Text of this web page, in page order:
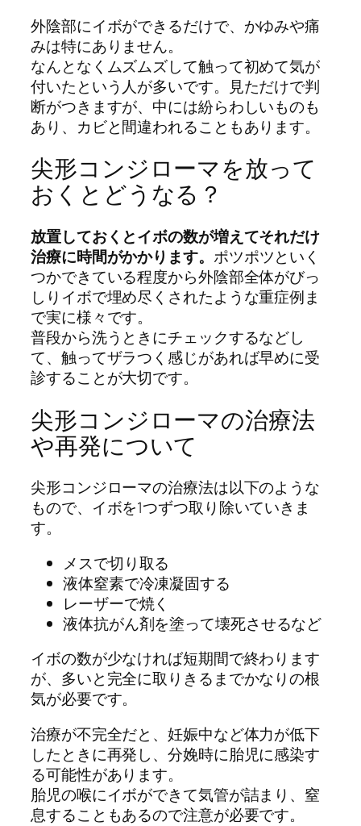
外陰部にイボができるだけで、かゆみや痛
みは特にありません。
なんとなくムズムズして触って初めて気が
付いたという人が多いです。見ただけで判
断がつきますが、中には紛らわしいものも
あり、カビと間違われることもあります。
尖形コンジローマを放って
おくとどうなる？
放置しておくとイボの数が増えてそれだけ
治療に時間がかかります。 ポツポツといく
つかできている程度から外陰部全体がびっ
しりイボで埋め尽くされたような重症例ま
で実に様々です。
普段から洗うときにチェックするなどし
て、触ってザラつく感じがあれば早めに受
診することが大切です。
尖形コンジローマの治療法
や再発について
尖形コンジローマの治療法は以下のような
もので、イボを1つずつ取り除いていきま
す。
メスで切り取る
液体窒素で冷凍凝固する
レーザーで焼く
液体抗がん剤を塗って壊死させるなど
イボの数が少なければ短期間で終わります
が、多いと完全に取りきるまでかなりの根
気が必要です。
治療が不完全だと、妊娠中など体力が低下
したときに再発し、分娩時に胎児に感染す
る可能性があります。
胎児の喉にイボができて気管が詰まり、窒
息することもあるので注意が必要です。